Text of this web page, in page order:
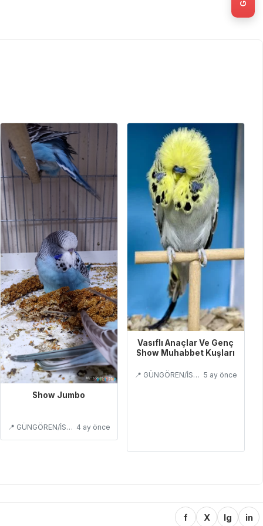
Show Jumbo
📍 GÜNGÖREN/İSTANBUL 4 ay önce
Vasıflı Anaçlar Ve Genç
Show Muhabbet Kuşları
📍 GÜNGÖREN/İSTANBUL 5 ay önce
f X Ig in